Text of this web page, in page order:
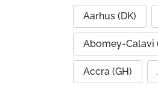
Aarhus (DK)
Abomey-Calavi
Accra (GH)